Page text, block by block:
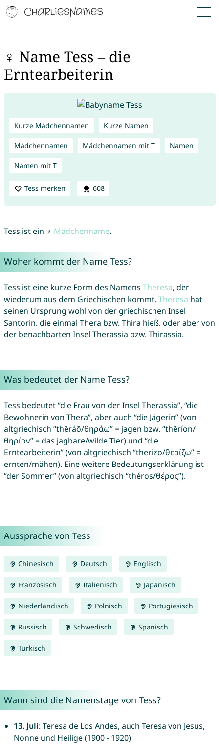
♀ Name Tess – die
Erntearbeiterin
Kurze Mädchennamen Kurze Namen
Mädchennamen Mädchennamen mit T Namen
Namen mit T
Tess merken 608
Tess ist ein ♀ Mädchenname.
Woher kommt der Name Tess?
Tess ist eine kurze Form des Namens Theresa, der
wiederum aus dem Griechischen kommt. Theresa hat
seinen Ursprung wohl von der griechischen Insel
Santorin, die einmal Thera bzw. Thira hieß, oder aber von
der benachbarten Insel Therassia bzw. Thirassia.
Was bedeutet der Name Tess?
Tess bedeutet “die Frau von der Insel Therassia”, “die
Bewohnerin von Thera”, aber auch “die Jägerin” (von
altgriechisch “thēráō/θηράω” = jagen bzw. “thēríon/
θηρίον” = das jagbare/wilde Tier) und “die
Erntearbeiterin” (von altgriechisch “therizo/θερίζω” =
ernten/mähen). Eine weitere Bedeutungserklärung ist
“der Sommer” (von altgriechisch “théros/θέρος”).
Aussprache von Tess
Chinesisch Deutsch Englisch
Französisch Italienisch Japanisch
Niederländisch Polnisch Portugiesisch
Russisch Schwedisch Spanisch
Türkisch
Wann sind die Namenstage von Tess?
13. Juli: Teresa de Los Andes, auch Teresa von Jesus,
Nonne und Heilige (1900 - 1920)